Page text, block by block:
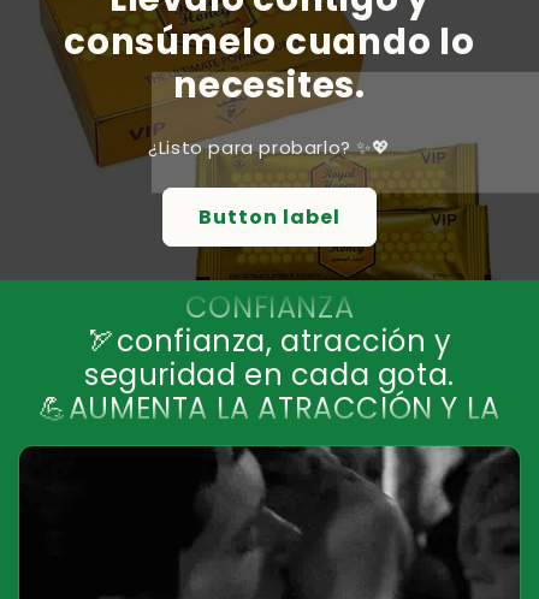
consúmelo cuando lo
necesites.
¿Listo para probarlo? ✨💖
Button label
🏹confianza, atracción y
seguridad en cada gota.
💪AUMENTA LA ATRACCIÓN Y LA
CONFIANZA
🏹confianza, atracción y
seguridad en cada gota.
💪AUMENTA LA ATRACCIÓN Y LA
CONFIANZA
🏹confianza, atracción y
seguridad en cada gota.